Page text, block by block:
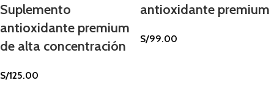
Suplemento
antioxidante premium
de alta concentración
S/125.00
antioxidante premium
S/99.00